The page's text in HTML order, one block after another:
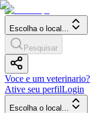
Escolha o local...
Pesquisar
Voce e um
Ative seu perfilLogin
Escolha o local...